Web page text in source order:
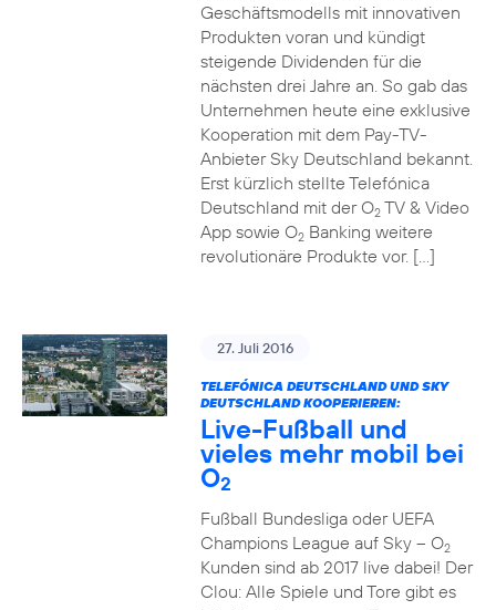
Geschäftsmodells mit innovativen
Produkten voran und kündigt
steigende Dividenden für die
nächsten drei Jahre an. So gab das
Unternehmen heute eine exklusive
Kooperation mit dem Pay-TV-
Anbieter Sky Deutschland bekannt.
Erst kürzlich stellte Telefónica
Deutschland mit der O2TV & Video
App sowie O2Banking weitere
revolutionäre Produkte vor. […]
27. Juli 2016
TELEFÓNICA DEUTSCHLAND UND SKY
DEUTSCHLAND KOOPERIEREN:
Live-Fußball und
vieles mehr mobil bei
O2
Fußball Bundesliga oder UEFA
Champions League auf Sky – O2
Kunden sind ab 2017 live dabei! Der
Clou: Alle Spiele und Tore gibt es